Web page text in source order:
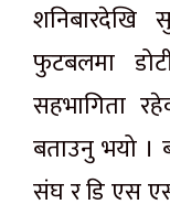
शनिबारदेखि
फुटबलमा
सहभागिता
बताउनु भयो ।
संघ र डि एस